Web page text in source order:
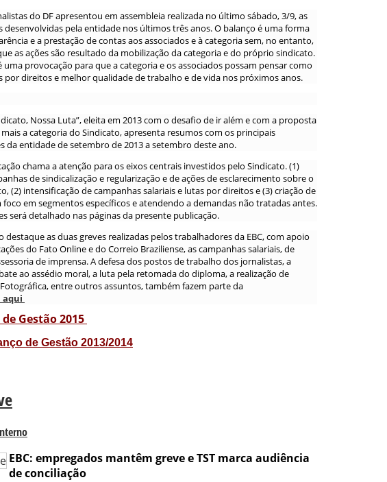
do DF apresentou em assembleia realizada no último sábado, 3/9, as
desenvolvidas pela entidade nos últimos três anos. O balanço é uma forma
e a prestação de contas aos associados e à categoria sem, no entanto,
as ações são resultado da mobilização da categoria e do próprio sindicato.
provocação para que a categoria e os associados possam pensar como
por direitos e melhor qualidade de trabalho e de vida nos próximos anos.
Nossa Luta”, eleita em 2013 com o desafio de ir além e com a proposta
a categoria do Sindicato, apresenta resumos com os principais
da entidade de setembro de 2013 a setembro deste ano.
chama a atenção para os eixos centrais investidos pelo Sindicato. (1)
de sindicalização e regularização e de ações de esclarecimento sobre o
(2) intensificação de campanhas salariais e lutas por direitos e (3) criação de
em segmentos específicos e atendendo a demandas não tratadas antes.
será detalhado nas páginas da presente publicação.
destaque as duas greves realizadas pelos trabalhadores da EBC, com apoio
do Fato Online e do Correio Braziliense, as campanhas salariais, de
de imprensa. A defesa dos postos de trabalho dos jornalistas, a
ao assédio moral, a luta pela retomada do diploma, a realização de
entre outros assuntos, também fazem parte da
aqui
Gestão 2015
de Gestão 2013/2014
EBC: empregados mantêm greve e TST marca audiência
de conciliação